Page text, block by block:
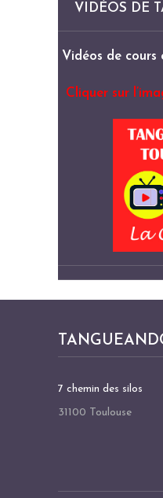
VIDÉOS DE
Vidéos de
Cliquer sur
7 chemin des silos
31100 Toulouse